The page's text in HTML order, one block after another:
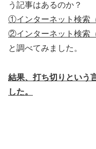
う記事はあるのか？
①インターネット検索
②インターネット検索
と調べてみました。
結果、打ち切りという
した。